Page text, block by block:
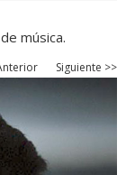
música.
Siguiente >>